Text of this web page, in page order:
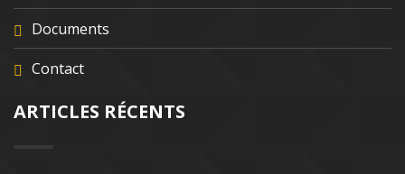
Documents
Contact
ARTICLES RÉCENTS